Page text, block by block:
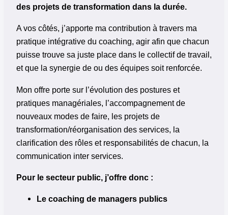
des projets de transformation dans la durée.
A vos côtés, j’apporte ma contribution à travers ma
pratique intégrative du coaching, agir afin que chacun
puisse trouve sa juste place dans le collectif de travail,
et que la synergie de ou des équipes soit renforcée.
Mon offre porte sur l’évolution des postures et
pratiques managériales, l’accompagnement de
nouveaux modes de faire, les projets de
transformation/réorganisation des services, la
clarification des rôles et responsabilités de chacun, la
communication inter services.
Pour le secteur public, j’offre donc :
Le coaching de managers publics